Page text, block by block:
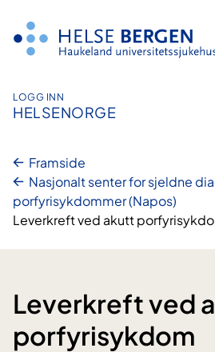
innhald
LOGG INN
HELSENORGE
Framside
Nasjonalt senter for sjeldne
porfyrisykdommer (Napos)
Leverkreft ved akutt
Leverkreft ved
porfyrisykdom